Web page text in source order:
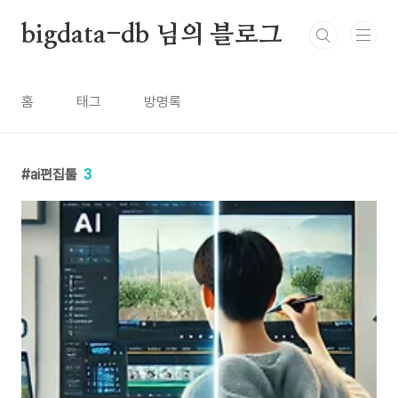
bigdata-db 님의 블로그
홈 태그 방명록
ai편집툴 3